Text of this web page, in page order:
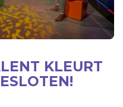
KLEURT